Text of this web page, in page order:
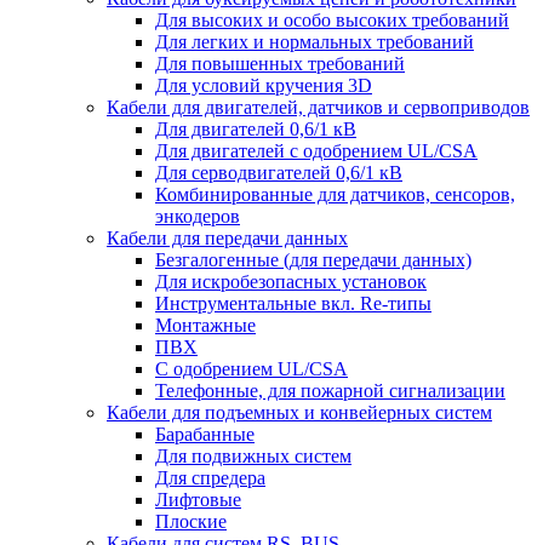
Для высоких и особо высоких требований
Для легких и нормальных требований
Для повышенных требований
Для условий кручения 3D
Кабели для двигателей, датчиков и сервоприводов
Для двигателей 0,6/1 кВ
Для двигателей с одобрением UL/CSA
Для серводвигателей 0,6/1 кВ
Комбинированные для датчиков, cенсоров,
энкодеров
Кабели для передачи данных
Безгалогенные (для передачи данных)
Для искробезопасных установок
Инструментальные вкл. Re-типы
Монтажные
ПВХ
С одобрением UL/CSA
Телефонные, для пожарной сигнализации
Кабели для подъемных и конвейерных систем
Барабанные
Для подвижных систем
Для спредера
Лифтовые
Плоские